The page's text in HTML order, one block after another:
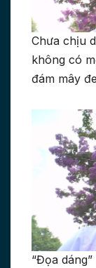
Chưa chịu
không có
đám mây
“Đọa